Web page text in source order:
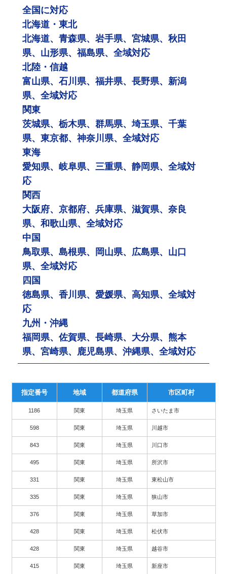
全国に対応
北海道・東北
北海道、青森県、岩手県、宮城県、秋田
県、山形県、福島県、全域対応
北陸・信越
富山県、石川県、福井県、長野県、新潟
県、全域対応
関東
茨城県、栃木県、群馬県、埼玉県、千葉
県、東京都、神奈川県、全域対応
東海
愛知県、岐阜県、三重県、静岡県、全域対
応
関西
大阪府、京都府、兵庫県、滋賀県、奈良
県、和歌山県、全域対応
中国
鳥取県、島根県、岡山県、広島県、山口
県、全域対応
四国
徳島県、香川県、愛媛県、高知県、全域対
応
九州・沖縄
福岡県、佐賀県、長崎県、大分県、熊本
県、宮崎県、鹿児島県、沖縄県、全域対応
指定番号 地域 都道府県 市区町村
1186 関東 埼玉県 さいたま市
598 関東 埼玉県 川越市
843 関東 埼玉県 川口市
495 関東 埼玉県 所沢市
331 関東 埼玉県 東松山市
335 関東 埼玉県 狭山市
376 関東 埼玉県 草加市
428 関東 埼玉県 松伏市
428 関東 埼玉県 越谷市
415 関東 埼玉県 新座市